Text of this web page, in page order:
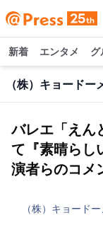
新着 エンタメ グ
（株）キョードー
バレエ「えん
て『素晴らし
演者らのコメ
（株）キョード